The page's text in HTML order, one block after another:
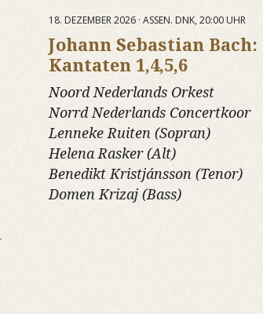
18. DEZEMBER 2026 · ASSEN. DNK, 20:00 UHR
Johann Sebastian Bach:
Kantaten 1,4,5,6
Noord Nederlands Orkest
Norrd Nederlands Concertkoor
Lenneke Ruiten (Sopran)
Helena Rasker (Alt)
Benedikt Kristjánsson (Tenor)
Domen Krizaj (Bass)